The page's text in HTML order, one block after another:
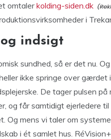
omtalerkolding-siden.dk
i
indsigt
sundhed, så er det nu.
ikke springe over gærdet
De tager pulsen
og får samtidigt ejerledere
Og mens vi taler om
i ét samlet hus.